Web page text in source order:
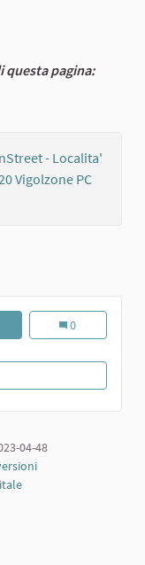
questa pagina:
VINO E DELLA VITE
Museo del vino
0
04-48